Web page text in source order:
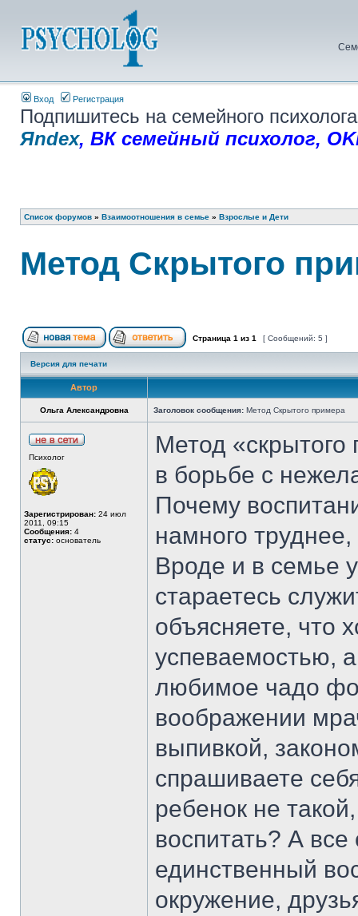
Вход Регистрация
Подпишитесь на семейного
Яndex, ВК семейный психолог,
Список форумов » Взаимоотношения в семье » Взрослые и Дети
Метод Cкрытого
Страница 1 из 1 [ Сообщений: 5 ]
Версия для печати
Автор
Ольга Александровна Заголовок сообщения: Метод Cкрытого примера
Психолог
Зарегистрирован: 24 июл
2011, 09:15
Сообщения: 4
статус: основатель
Метод
в борьбе с
Почему
намного
Вроде и в семье
стараетесь
объясняете, что
успеваемостью,
любимое чадо
воображении
выпивкой,
спрашиваете
ребенок не
воспитать? А
единственный
окружение,